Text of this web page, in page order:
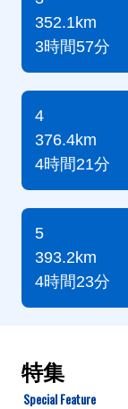
352.1km
3時間57分
4
376.4km
4時間21分
5
393.2km
4時間23分
特集
Special Feature